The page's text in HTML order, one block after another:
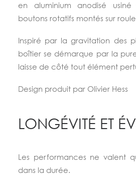
en aluminium anodisé
boutons rotatifs montés sur
Inspiré par la gravitation des
boîtier se démarque par la
laisse de côté tout élément
Design produit par Olivier Hess
LONGÉVITÉ ET
Les performances ne valent
dans la durée.